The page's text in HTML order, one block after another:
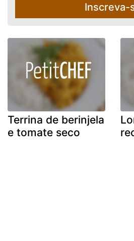
Inscreva-
Terrina de berinjela
e tomate seco